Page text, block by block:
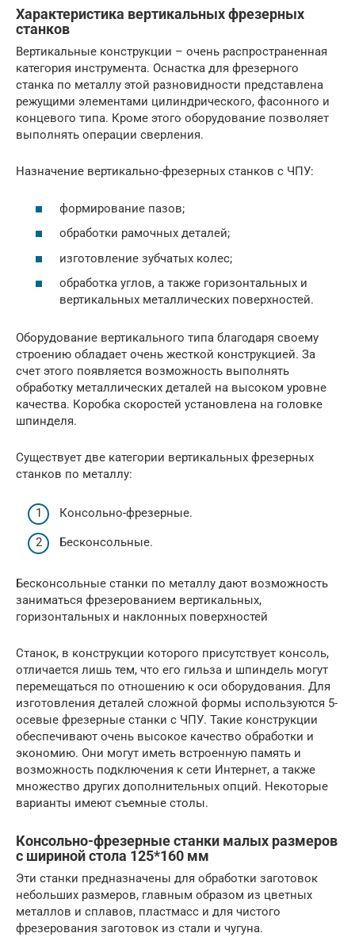
Характеристика вертикальных фрезерных
станков
Вертикальные конструкции – очень распространенная
категория инструмента. Оснастка для фрезерного
станка по металлу этой разновидности представлена
режущими элементами цилиндрического, фасонного и
концевого типа. Кроме этого оборудование позволяет
выполнять операции сверления.
Назначение вертикально-фрезерных станков с ЧПУ:
формирование пазов;
обработки рамочных деталей;
изготовление зубчатых колес;
обработка углов, а также горизонтальных и
вертикальных металлических поверхностей.
Оборудование вертикального типа благодаря своему
строению обладает очень жесткой конструкцией. За
счет этого появляется возможность выполнять
обработку металлических деталей на высоком уровне
качества. Коробка скоростей установлена на головке
шпинделя.
Существует две категории вертикальных фрезерных
станков по металлу:
Консольно-фрезерные.
Бесконсольные.
Бесконсольные станки по металлу дают возможность
заниматься фрезерованием вертикальных,
горизонтальных и наклонных поверхностей
Станок, в конструкции которого присутствует консоль,
отличается лишь тем, что его гильза и шпиндель могут
перемещаться по отношению к оси оборудования. Для
изготовления деталей сложной формы используются 5-
осевые фрезерные станки с ЧПУ. Такие конструкции
обеспечивают очень высокое качество обработки и
экономию. Они могут иметь встроенную память и
возможность подключения к сети Интернет, а также
множество других дополнительных опций. Некоторые
варианты имеют съемные столы.
Консольно-фрезерные станки малых размеров
с шириной стола 125*160 мм
Эти станки предназначены для обработки заготовок
небольших размеров, главным образом из цветных
металлов и сплавов, пластмасс и для чистого
фрезерования заготовок из стали и чугуна.